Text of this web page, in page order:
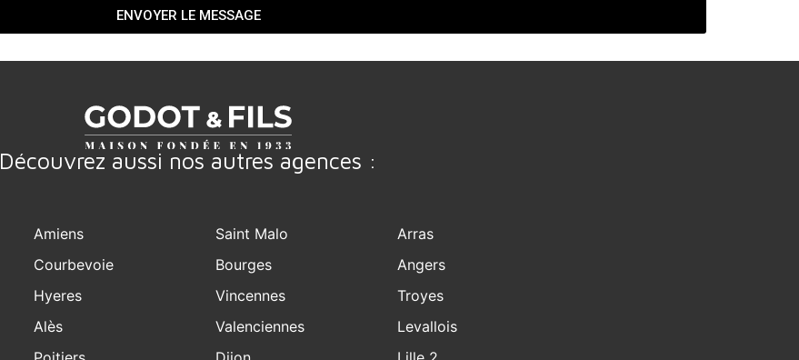
ENVOYER LE MESSAGE
Découvrez aussi nos autres agences :
Amiens
Courbevoie
Hyeres
Alès
Saint Malo
Bourges
Vincennes
Valenciennes
Arras
Angers
Troyes
Levallois